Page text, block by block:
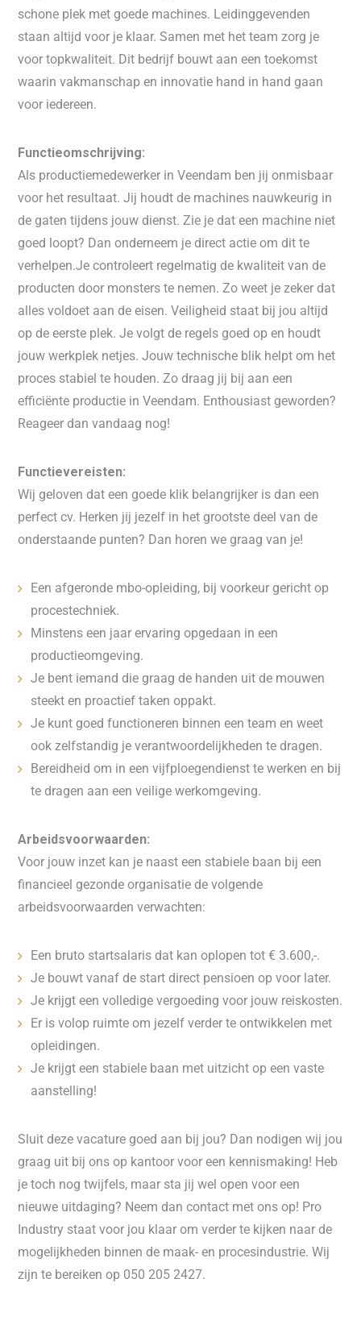
schone plek met goede machines. Leidinggevenden
staan altijd voor je klaar. Samen met het team zorg je
voor topkwaliteit. Dit bedrijf bouwt aan een toekomst
waarin vakmanschap en innovatie hand in hand gaan
voor iedereen.
Functieomschrijving:
Als productiemedewerker in Veendam ben jij onmisbaar
voor het resultaat. Jij houdt de machines nauwkeurig in
de gaten tijdens jouw dienst. Zie je dat een machine niet
goed loopt? Dan onderneem je direct actie om dit te
verhelpen.Je controleert regelmatig de kwaliteit van de
producten door monsters te nemen. Zo weet je zeker dat
alles voldoet aan de eisen. Veiligheid staat bij jou altijd
op de eerste plek. Je volgt de regels goed op en houdt
jouw werkplek netjes. Jouw technische blik helpt om het
proces stabiel te houden. Zo draag jij bij aan een
efficiënte productie in Veendam. Enthousiast geworden?
Reageer dan vandaag nog!
Functievereisten:
Wij geloven dat een goede klik belangrijker is dan een
perfect cv. Herken jij jezelf in het grootste deel van de
onderstaande punten? Dan horen we graag van je!
Een afgeronde mbo-opleiding, bij voorkeur gericht op
procestechniek.
Minstens een jaar ervaring opgedaan in een
productieomgeving.
Je bent iemand die graag de handen uit de mouwen
steekt en proactief taken oppakt.
Je kunt goed functioneren binnen een team en weet
ook zelfstandig je verantwoordelijkheden te dragen.
Bereidheid om in een vijfploegendienst te werken en bij
te dragen aan een veilige werkomgeving.
Arbeidsvoorwaarden:
Voor jouw inzet kan je naast een stabiele baan bij een
financieel gezonde organisatie de volgende
arbeidsvoorwaarden verwachten:
Een bruto startsalaris dat kan oplopen tot € 3.600,-.
Je bouwt vanaf de start direct pensioen op voor later.
Je krijgt een volledige vergoeding voor jouw reiskosten.
Er is volop ruimte om jezelf verder te ontwikkelen met
opleidingen.
Je krijgt een stabiele baan met uitzicht op een vaste
aanstelling!
Sluit deze vacature goed aan bij jou? Dan nodigen wij jou
graag uit bij ons op kantoor voor een kennismaking! Heb
je toch nog twijfels, maar sta jij wel open voor een
nieuwe uitdaging? Neem dan contact met ons op! Pro
Industry staat voor jou klaar om verder te kijken naar de
mogelijkheden binnen de maak- en procesindustrie. Wij
zijn te bereiken op 050 205 2427.